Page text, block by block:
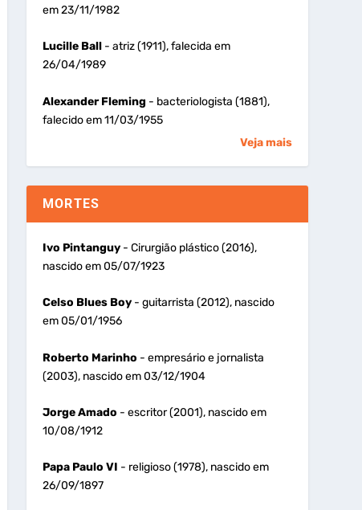
em 23/11/1982
Lucille Ball- atriz (1911), falecida em
26/04/1989
Alexander Fleming - bacteriologista (1881),
falecido em 11/03/1955
Veja mais
MORTES
Ivo Pintanguy- Cirurgião plástico (2016),
nascido em 05/07/1923
Celso Blues Boy- guitarrista (2012), nascido
em 05/01/1956
Roberto Marinho - empresário e jornalista
(2003), nascido em 03/12/1904
Jorge Amado - escritor (2001), nascido em
10/08/1912
Papa Paulo VI - religioso (1978), nascido em
26/09/1897